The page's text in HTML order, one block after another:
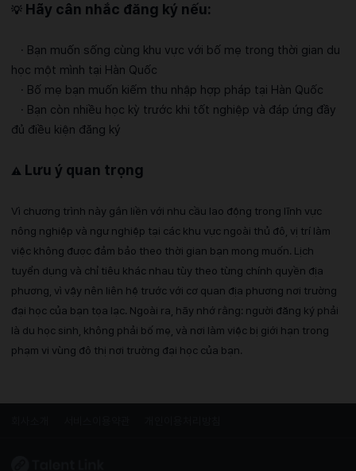
💡 Hãy cân nhắc đăng ký nếu:
· Bạn muốn sống cùng khu vực với bố mẹ trong thời gian du
học một mình tại Hàn Quốc
· Bố mẹ bạn muốn kiếm thu nhập hợp pháp tại Hàn Quốc
· Bạn còn nhiều học kỳ trước khi tốt nghiệp và đáp ứng đầy
đủ điều kiện đăng ký
⚠️ Lưu ý quan trọng
Vì chương trình này gắn liền với nhu cầu lao động trong lĩnh vực
nông nghiệp và ngư nghiệp tại các khu vực ngoài thủ đô, vị trí làm
việc không được đảm bảo theo thời gian bạn mong muốn. Lịch
tuyển dụng và chỉ tiêu khác nhau tùy theo từng chính quyền địa
phương, vì vậy nên liên hệ trước với cơ quan địa phương nơi trường
đại học của bạn tọa lạc. Ngoài ra, hãy nhớ rằng: người đăng ký phải
là du học sinh, không phải bố mẹ, và nơi làm việc bị giới hạn trong
phạm vi vùng đô thị nơi trường đại học của bạn.